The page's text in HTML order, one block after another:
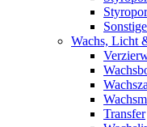
Wachs, Licht
Transfer